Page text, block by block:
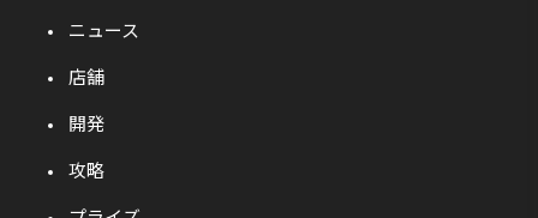
ニュース
店舗
開発
攻略